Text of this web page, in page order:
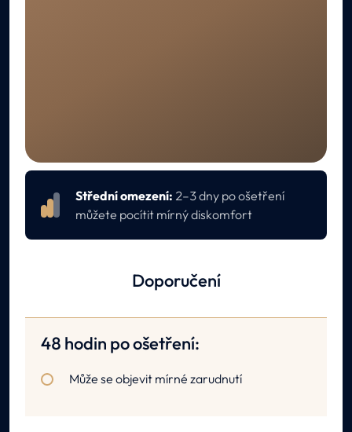
Střední omezení: 2–3 dny po ošetření
můžete pocítit mírný diskomfort
Doporučení
48 hodin po ošetření:
Může se objevit mírné zarudnutí